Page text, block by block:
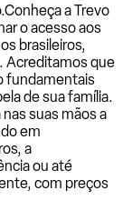
Conheça a Trevo
o acesso aos
brasileiros,
Acreditamos que
fundamentais
de sua família.
suas mãos a
em
a
ou até
com preços